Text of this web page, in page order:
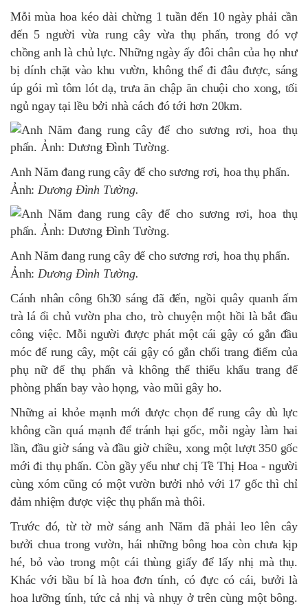
Mỗi mùa hoa kéo dài chừng 1 tuần đến 10 ngày phải cần
đến 5 người vừa rung cây vừa thụ phấn, trong đó vợ
chồng anh là chủ lực. Những ngày ấy đôi chân của họ như
bị dính chặt vào khu vườn, không thể đi đâu được, sáng
úp gói mì tôm lót dạ, trưa ăn chập ăn chuội cho xong, tối
ngủ ngay tại lều bởi nhà cách đó tới hơn 20km.
Anh Năm đang rung cây để cho sương rơi, hoa thụ phấn.
Ảnh: Dương Đình Tường.
Anh Năm đang rung cây để cho sương rơi, hoa thụ phấn.
Ảnh: Dương Đình Tường.
Cánh nhân công 6h30 sáng đã đến, ngồi quây quanh ấm
trà lá ổi chủ vườn pha cho, trò chuyện một hồi là bắt đầu
công việc. Mỗi người được phát một cái gậy có gắn đầu
móc để rung cây, một cái gậy có gắn chổi trang điểm của
phụ nữ để thụ phấn và không thể thiếu khẩu trang để
phòng phấn bay vào họng, vào mũi gây ho.
Những ai khỏe mạnh mới được chọn để rung cây dù lực
không cần quá mạnh để tránh hại gốc, mỗi ngày làm hai
lần, đầu giờ sáng và đầu giờ chiều, xong một lượt 350 gốc
mới đi thụ phấn. Còn gầy yếu như chị Tề Thị Hoa - người
cùng xóm cũng có một vườn bưởi nhỏ với 17 gốc thì chỉ
đảm nhiệm được việc thụ phấn mà thôi.
Trước đó, từ tờ mờ sáng anh Năm đã phải leo lên cây
bưởi chua trong vườn, hái những bông hoa còn chưa kịp
hé, bỏ vào trong một cái thùng giấy để lấy nhị mà thụ.
Khác với bầu bí là hoa đơn tính, có đực có cái, bưởi là
hoa lưỡng tính, tức cả nhị và nhụy ở trên cùng một bông.